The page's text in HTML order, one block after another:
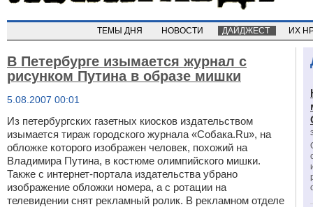
ТЕМЫ ДНЯ НОВОСТИ ДАЙДЖЕСТ ИХ
В Петербурге изымается журнал с
рисунком Путина в образе мишки
5.08.2007 00:01
Из петербургских газетных киосков издательством
изымается тираж городского журнала «Собака.Ru», на
обложке которого изображен человек, похожий на
Владимира Путина, в костюме олимпийского мишки.
Также с интернет-портала издательства убрано
изображение обложки номера, а с ротации на
телевидении снят рекламный ролик. В рекламном отделе